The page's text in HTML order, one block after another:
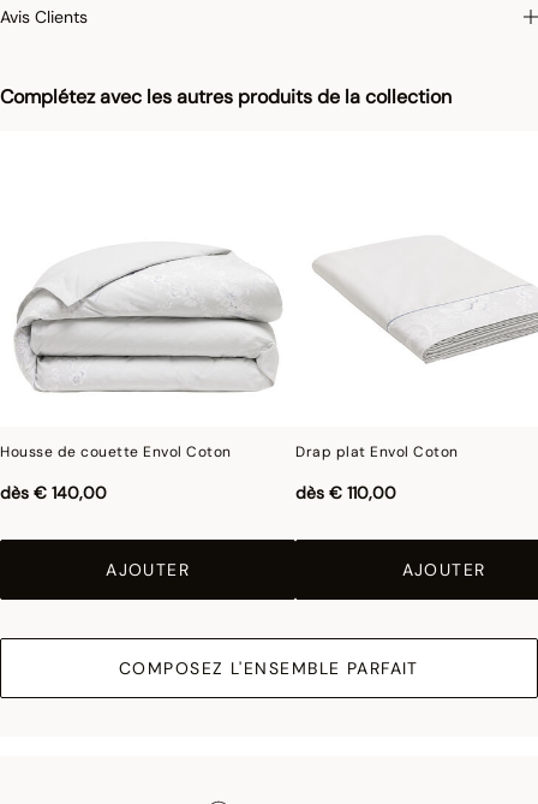
Complétez avec les autres produits de la collection
Housse de couette Envol Coton
dès € 140,00
AJOUTER
Drap plat Envol Coton
dès € 110,00
AJOUTER
COMPOSEZ L'ENSEMBLE PARFAIT
petits déjeuners au lit avec élégance.
l’absorption des liquides. Lorsque vous renversez un liquide sur un set de table
Photographies :
les photographies sont les plus fidèles possibles mais ne peuvent
assurer une similitude parfaite avec le produit vendu, notamment en ce qui
concerne les couleurs.
Avis Clients